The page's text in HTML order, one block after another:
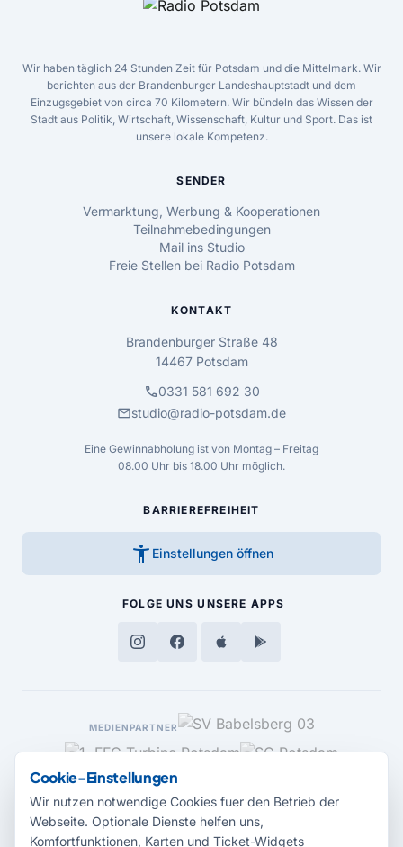
Wir haben täglich 24 Stunden Zeit für Potsdam und die Mittelmark. Wir
berichten aus der Brandenburger Landeshauptstadt und dem
Einzugsgebiet von circa 70 Kilometern. Wir bündeln das Wissen der
Stadt aus Politik, Wirtschaft, Wissenschaft, Kultur und Sport. Das ist
unsere lokale Kompetenz.
SENDER
Vermarktung, Werbung & Kooperationen
Teilnahmebedingungen
Mail ins Studio
Freie Stellen bei Radio Potsdam
KONTAKT
Brandenburger Straße 48
14467 Potsdam
call0331 581 692 30
mailstudio@radio-potsdam.de
Eine Gewinnabholung ist von Montag – Freitag
08.00 Uhr bis 18.00 Uhr möglich.
BARRIEREFREIHEIT
accessibility_new Einstellungen öffnen
FOLGE UNS UNSERE APPS
MEDIENPARTNER
Cookie-Einstellungen
Wir nutzen notwendige Cookies fuer den Betrieb der
Webseite. Optionale Dienste helfen uns,
Komfortfunktionen, Karten und Ticket-Widgets